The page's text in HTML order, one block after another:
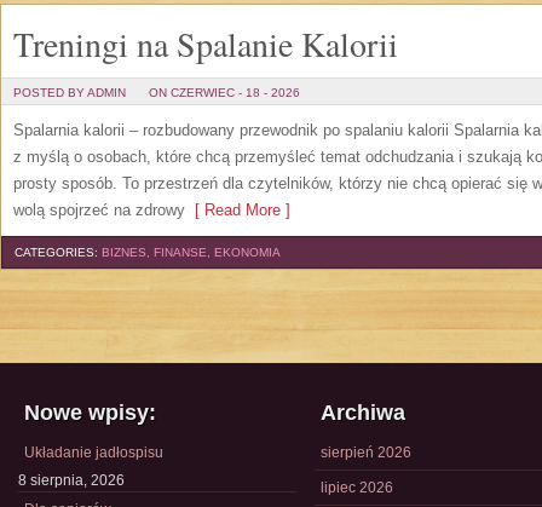
Treningi na Spalanie Kalorii
POSTED BY ADMIN ON CZERWIEC - 18 - 2026
Spalarnia kalorii – rozbudowany przewodnik po spalaniu kalorii Spalarnia
z myślą o osobach, które chcą przemyśleć temat odchudzania i szukają
prosty sposób. To przestrzeń dla czytelników, którzy nie chcą opierać się
wolą spojrzeć na zdrowy [ Read More ]
CATEGORIES: BIZNES, FINANSE, EKONOMIA
Nowe wpisy:
Układanie jadłospisu
8 sierpnia, 2026
Archiwa
sierpień 2026
lipiec 2026